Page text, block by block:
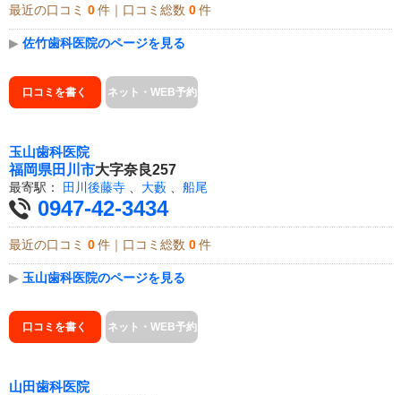
最近の口コミ 0 件｜口コミ総数 0 件
▶ 佐竹歯科医院のページを見る
口コミを書く ネット・WEB予約
玉山歯科医院
福岡県田川市大字奈良257
最寄駅： 田川後藤寺 大藪 船尾
0947-42-3434
最近の口コミ 0 件｜口コミ総数 0 件
▶ 玉山歯科医院のページを見る
口コミを書く ネット・WEB予約
山田歯科医院